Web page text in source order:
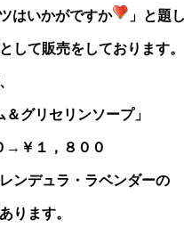
はいかがですか 」と題
して販売をしております。
グリセリンソープ」
→￥１，８００
ンデュラ・ラベンダーの
ります。